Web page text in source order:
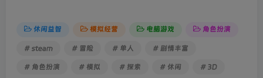
休闲益智 模拟经营 电脑游戏 角色扮演
# steam # 冒险 # 单人 # 剧情丰富
# 角色扮演 # 模拟 # 探索 # 休闲 # 3D